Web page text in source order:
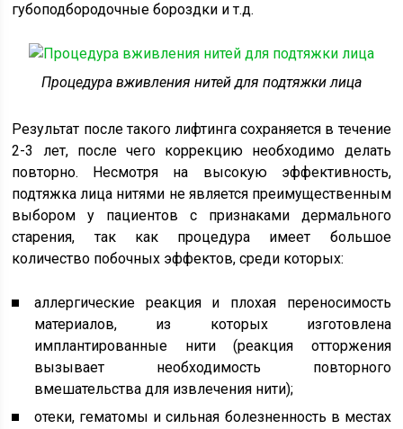
губоподбородочные бороздки и т.д.
Процедура вживления нитей для подтяжки лица
Результат после такого лифтинга сохраняется в течение
2-3 лет, после чего коррекцию необходимо делать
повторно. Несмотря на высокую эффективность,
подтяжка лица нитями не является преимущественным
выбором у пациентов с признаками дермального
старения, так как процедура имеет большое
количество побочных эффектов, среди которых:
аллергические реакция и плохая переносимость
материалов, из которых изготовлена
имплантированные нити (реакция отторжения
вызывает необходимость повторного
вмешательства для извлечения нити);
отеки, гематомы и сильная болезненность в местах